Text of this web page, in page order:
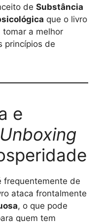
de Substância
que o livro
a melhor
princípios de
e
Unboxing
frequentemente de
ataca frontalmente
, o que pode
quem tem